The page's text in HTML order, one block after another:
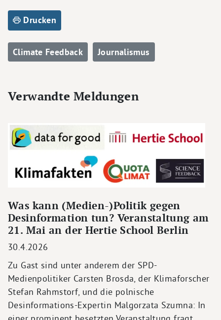
Drucken
Climate Feedback Journalismus
Verwandte Meldungen
Was kann (Medien-)Politik gegen
Desinformation tun? Veranstaltung am
21. Mai an der Hertie School Berlin
30.4.2026
Zu Gast sind unter anderem der SPD-
Medienpolitiker Carsten Brosda, der Klimaforscher
Stefan Rahmstorf, und die polnische
Desinformations-Expertin Malgorzata Szumna: In